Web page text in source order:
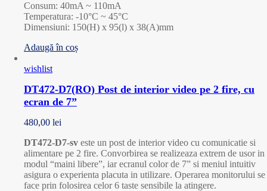
Consum: 40mA ~ 110mA
Temperatura: -10°C ~ 45°C
Dimensiuni: 150(H) x 95(l) x 38(A)mm
Adaugă în coș
wishlist
DT472-D7(RO) Post de interior video pe 2 fire, cu
ecran de 7”
480,00 lei
DT472-D7-sv este un post de interior video cu comunicatie si
alimentare pe 2 fire. Convorbirea se realizeaza extrem de usor in
modul “maini libere”, iar ecranul color de 7” si meniul intuitiv
asigura o experienta placuta in utilizare. Operarea monitorului se
face prin folosirea celor 6 taste sensibile la atingere.